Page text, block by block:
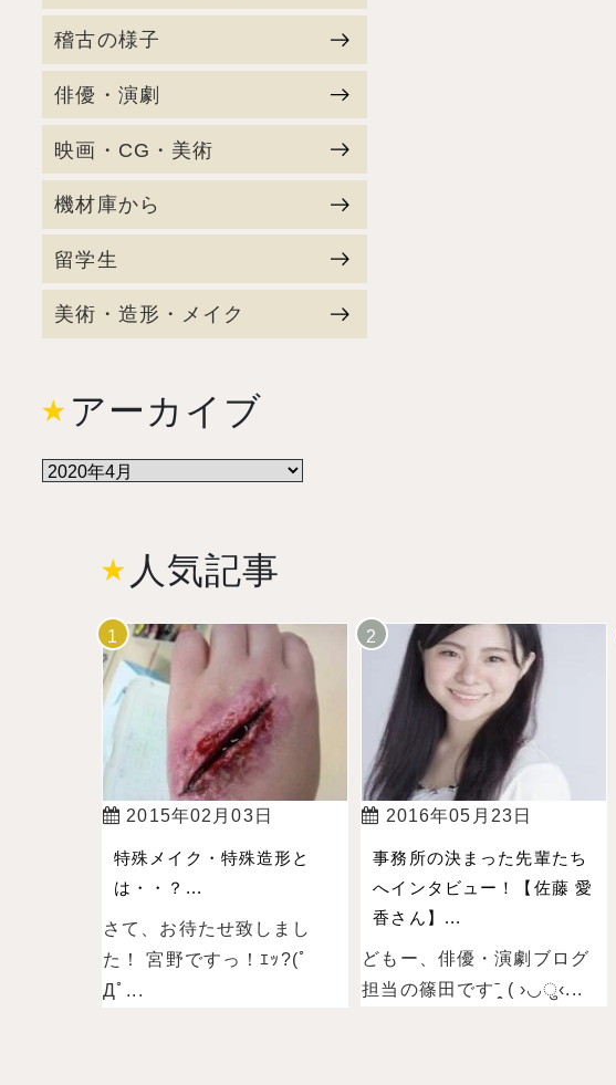
稽古の様子
俳優・演劇
映画・CG・美術
機材庫から
留学生
美術・造形・メイク
アーカイブ
人気記事
2015年02月03日
特殊メイク・特殊造形と
は・・？...
さて、お待たせ致しまし
た！ 宮野ですっ！ｴｯ?(ﾟ
Дﾟ...
2016年05月23日
事務所の決まった先輩たち
へインタビュー！【佐藤 愛
香さん】...
どもー、俳優・演劇ブログ
担当の篠田ですˉ̞̭ ( ›◡ु‹...